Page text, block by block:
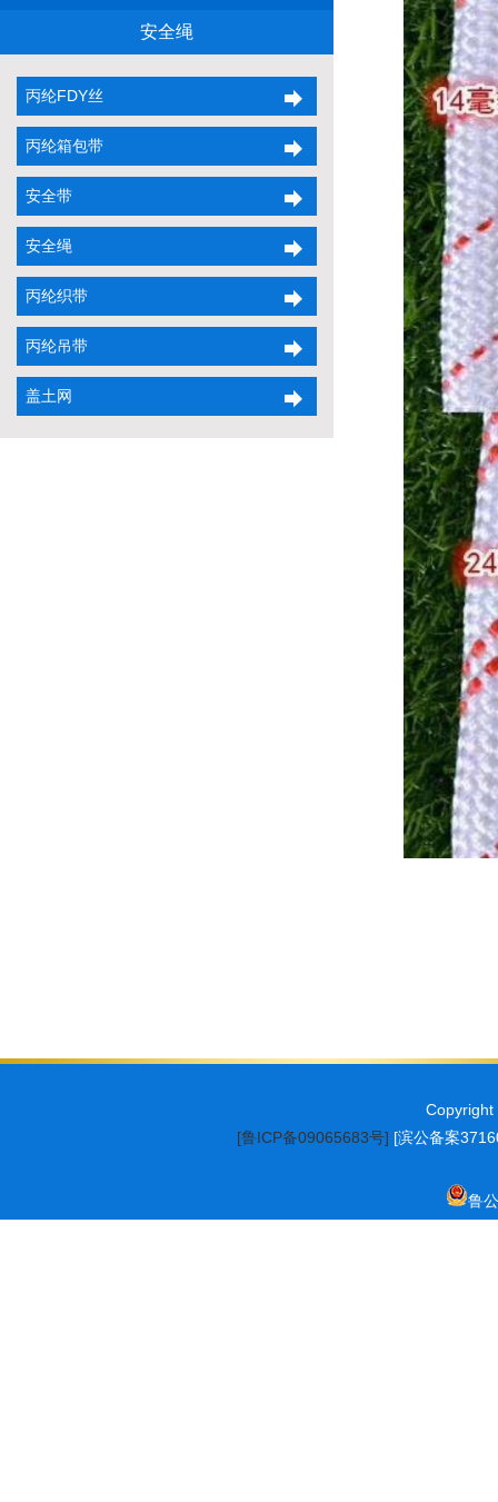
安全绳
丙纶FDY丝
丙纶箱包带
安全带
安全绳
丙纶织带
丙纶吊带
盖土网
Copyright
[鲁ICP备09065683号] [滨公备案
鲁